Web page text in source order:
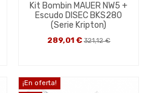
Kit Bombin MAUER NW5 +
Escudo DISEC BKS280
(Serie Kripton)
289,01 €321,12 €
¡En oferta!